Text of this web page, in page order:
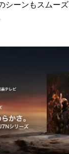
シーンもスムー